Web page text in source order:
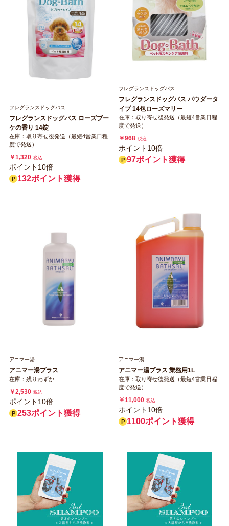
フレグランスドッグバス
フレグランスドッグバス ローズブー
ケの香り 14錠
在庫：取り寄せ後発送（最短4営業日程
度で発送）
￥1,320 税込
ポイント10倍
132ポイント獲得
フレグランスドッグバス
フレグランスドッグバス パウダータ
イプ 14包ローズマリー
在庫：取り寄せ後発送（最短4営業日程
度で発送）
￥968 税込
ポイント10倍
97ポイント獲得
アニマー湯
アニマー湯プラス
在庫：残りわずか
￥2,530 税込
ポイント10倍
253ポイント獲得
アニマー湯
アニマー湯プラス 業務用1L
在庫：取り寄せ後発送（最短4営業日程
度で発送）
￥11,000 税込
ポイント10倍
1100ポイント獲得